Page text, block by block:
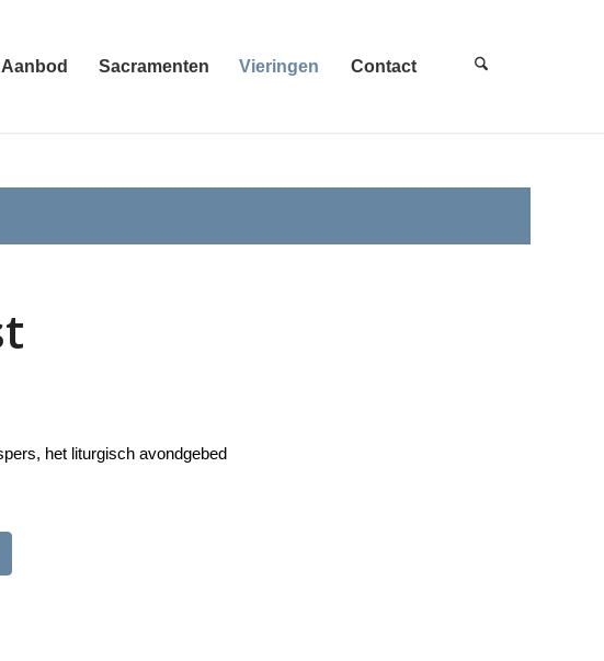
Aanbod Sacramenten Vieringen Contact
het liturgisch avondgebed